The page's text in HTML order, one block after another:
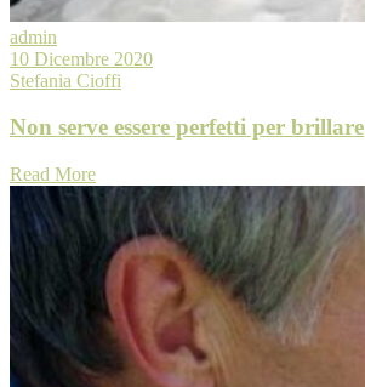
admin
10 Dicembre 2020
Stefania Cioffi
Non serve essere perfetti per brillare
Read More